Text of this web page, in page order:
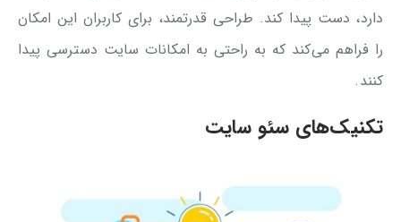
دارد، دست پیدا کند. طراحی قدرتمند، برای کاربران این امکان
را فراهم می‌کند که به راحتی به امکانات سایت دسترسی پیدا
کنند.
تکنیک‌های سئو سایت